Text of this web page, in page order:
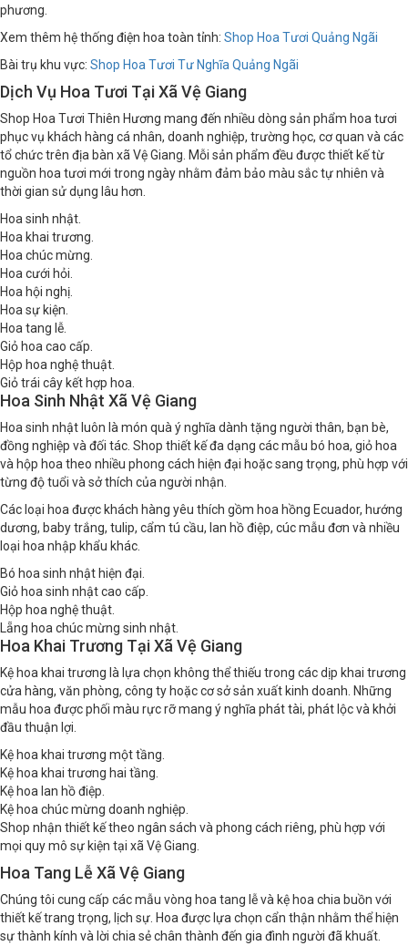
phương.
Xem thêm hệ thống điện hoa toàn tỉnh: Shop Hoa Tươi Quảng Ngãi
Bài trụ khu vực: Shop Hoa Tươi Tư Nghĩa Quảng Ngãi
Dịch Vụ Hoa Tươi Tại Xã Vệ Giang
Shop Hoa Tươi Thiên Hương mang đến nhiều dòng sản phẩm hoa tươi
phục vụ khách hàng cá nhân, doanh nghiệp, trường học, cơ quan và các
tổ chức trên địa bàn xã Vệ Giang. Mỗi sản phẩm đều được thiết kế từ
nguồn hoa tươi mới trong ngày nhằm đảm bảo màu sắc tự nhiên và
thời gian sử dụng lâu hơn.
Hoa sinh nhật.
Hoa khai trương.
Hoa chúc mừng.
Hoa cưới hỏi.
Hoa hội nghị.
Hoa sự kiện.
Hoa tang lễ.
Giỏ hoa cao cấp.
Hộp hoa nghệ thuật.
Giỏ trái cây kết hợp hoa.
Hoa Sinh Nhật Xã Vệ Giang
Hoa sinh nhật luôn là món quà ý nghĩa dành tặng người thân, bạn bè,
đồng nghiệp và đối tác. Shop thiết kế đa dạng các mẫu bó hoa, giỏ hoa
và hộp hoa theo nhiều phong cách hiện đại hoặc sang trọng, phù hợp với
từng độ tuổi và sở thích của người nhận.
Các loại hoa được khách hàng yêu thích gồm hoa hồng Ecuador, hướng
dương, baby trắng, tulip, cẩm tú cầu, lan hồ điệp, cúc mẫu đơn và nhiều
loại hoa nhập khẩu khác.
Bó hoa sinh nhật hiện đại.
Giỏ hoa sinh nhật cao cấp.
Hộp hoa nghệ thuật.
Lẵng hoa chúc mừng sinh nhật.
Hoa Khai Trương Tại Xã Vệ Giang
Kệ hoa khai trương là lựa chọn không thể thiếu trong các dịp khai trương
cửa hàng, văn phòng, công ty hoặc cơ sở sản xuất kinh doanh. Những
mẫu hoa được phối màu rực rỡ mang ý nghĩa phát tài, phát lộc và khởi
đầu thuận lợi.
Kệ hoa khai trương một tầng.
Kệ hoa khai trương hai tầng.
Kệ hoa lan hồ điệp.
Kệ hoa chúc mừng doanh nghiệp.
Shop nhận thiết kế theo ngân sách và phong cách riêng, phù hợp với
mọi quy mô sự kiện tại xã Vệ Giang.
Hoa Tang Lễ Xã Vệ Giang
Chúng tôi cung cấp các mẫu vòng hoa tang lễ và kệ hoa chia buồn với
thiết kế trang trọng, lịch sự. Hoa được lựa chọn cẩn thận nhằm thể hiện
sự thành kính và lời chia sẻ chân thành đến gia đình người đã khuất.